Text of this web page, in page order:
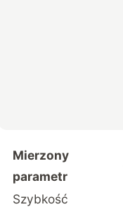
Mierzony
parametr
Szybkość